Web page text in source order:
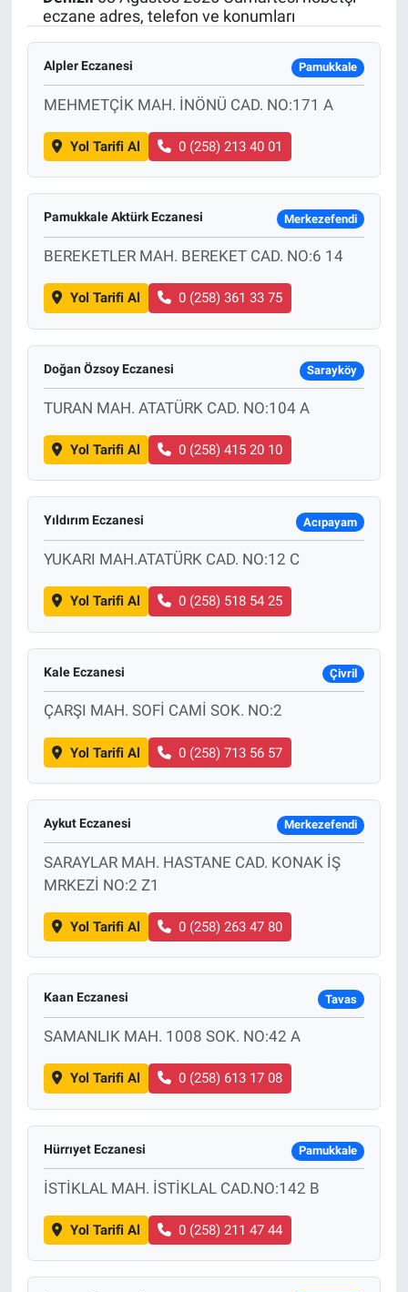
eczane adres, telefon ve konumları
Alpler Eczanesi Pamukkale
MEHMETÇİK MAH. İNÖNÜ CAD. NO:171 A
Yol Tarifi Al 0 (258) 213 40 01
Pamukkale Aktürk Eczanesi Merkezefendi
BEREKETLER MAH. BEREKET CAD. NO:6 14
Yol Tarifi Al 0 (258) 361 33 75
Doğan Özsoy Eczanesi Sarayköy
TURAN MAH. ATATÜRK CAD. NO:104 A
Yol Tarifi Al 0 (258) 415 20 10
Yıldırım Eczanesi Acıpayam
YUKARI MAH.ATATÜRK CAD. NO:12 C
Yol Tarifi Al 0 (258) 518 54 25
Kale Eczanesi Çivril
ÇARŞI MAH. SOFİ CAMİ SOK. NO:2
Yol Tarifi Al 0 (258) 713 56 57
Aykut Eczanesi Merkezefendi
SARAYLAR MAH. HASTANE CAD. KONAK İŞ
MRKEZİ NO:2 Z1
Yol Tarifi Al 0 (258) 263 47 80
Kaan Eczanesi Tavas
SAMANLIK MAH. 1008 SOK. NO:42 A
Yol Tarifi Al 0 (258) 613 17 08
Hürrıyet Eczanesi Pamukkale
İSTİKLAL MAH. İSTİKLAL CAD.NO:142 B
Yol Tarifi Al 0 (258) 211 47 44
ÖZEL HABER
Keşfet
ASTROLOJİ
MANŞET
RESMİ İLANLAR
İLAN
Bize ulaşın
İletişim/Künye
Yaşam
Gözden Kaçmasın
İletişim (Künye)